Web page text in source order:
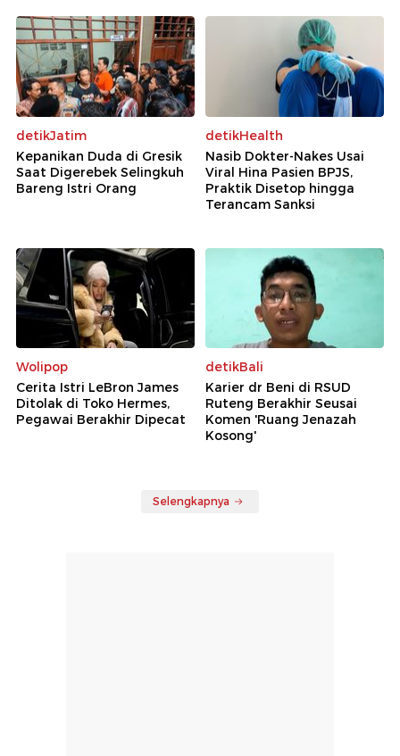
detikJatim
Kepanikan Duda di Gresik
Saat Digerebek Selingkuh
Bareng Istri Orang
detikHealth
Nasib Dokter-Nakes Usai
Viral Hina Pasien BPJS,
Praktik Disetop hingga
Terancam Sanksi
Wolipop
Cerita Istri LeBron James
Ditolak di Toko Hermes,
Pegawai Berakhir Dipecat
detikBali
Karier dr Beni di RSUD
Ruteng Berakhir Seusai
Komen 'Ruang Jenazah
Kosong'
Selengkapnya